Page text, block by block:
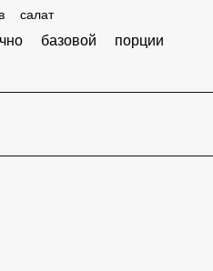
порции